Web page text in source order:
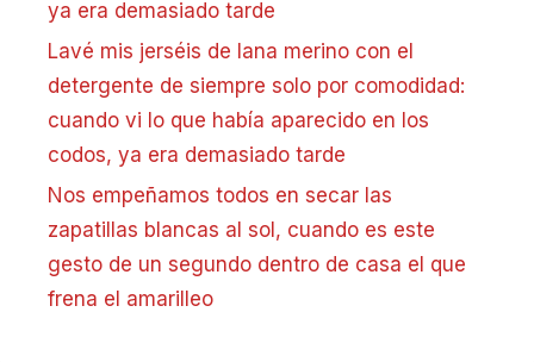
ya era demasiado tarde
Lavé mis jerséis de lana merino con el
detergente de siempre solo por comodidad:
cuando vi lo que había aparecido en los
codos, ya era demasiado tarde
Nos empeñamos todos en secar las
zapatillas blancas al sol, cuando es este
gesto de un segundo dentro de casa el que
frena el amarilleo